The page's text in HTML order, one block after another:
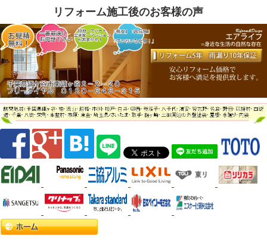
リフォーム施工後のお客様の声